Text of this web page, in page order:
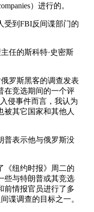
）进行的。
到FBI反间谍部门的
任的斯科特·史密斯
罗斯黑客的调查发表
在竞选期间的一个评
侵事件而言，我认为
被其它国家和其他人
表示他与俄罗斯没
纽约时报》周二的
些与特朗普或其竞选
前情报官员进行了多
谍调查的目标之一。